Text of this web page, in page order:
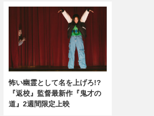
怖い幽霊として名を上げろ!?
『返校』監督最新作『鬼才の
道』2週間限定上映